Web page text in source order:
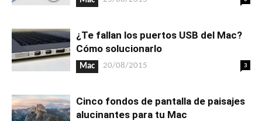
¿Te fallan los puertos USB del Mac?
Cómo solucionarlo
Mac 20/08/2015 3
Cinco fondos de pantalla de paisajes
alucinantes para tu Mac